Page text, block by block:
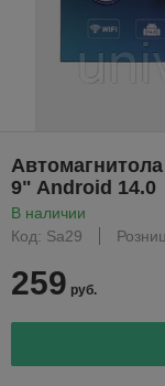
9" Android 14.0
В наличии
Код: Sa29
259 руб.